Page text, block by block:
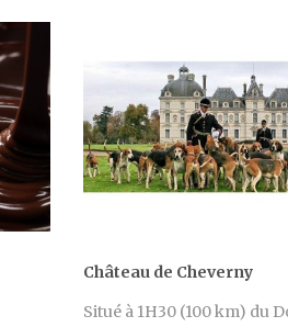
Château de Cheverny
Situé à 1H30 (100 km) du